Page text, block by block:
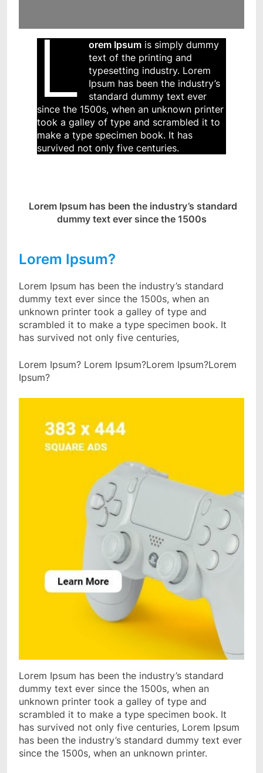
L orem Ipsum is simply dummy
text of the printing and
typesetting industry. Lorem
Ipsum has been the industry’s
standard dummy text ever
since the 1500s, when an unknown printer
took a galley of type and scrambled it to
make a type specimen book. It has
survived not only five centuries.
Lorem Ipsum has been the industry’s standard
dummy text ever since the 1500s
Lorem Ipsum?
Lorem Ipsum has been the industry’s standard
dummy text ever since the 1500s, when an
unknown printer took a galley of type and
scrambled it to make a type specimen book. It
has survived not only five centuries,
Lorem Ipsum? Lorem Ipsum?Lorem Ipsum?Lorem
Ipsum?
Lorem Ipsum has been the industry’s standard
dummy text ever since the 1500s, when an
unknown printer took a galley of type and
scrambled it to make a type specimen book. It
has survived not only five centuries, Lorem Ipsum
has been the industry’s standard dummy text ever
since the 1500s, when an unknown printer.